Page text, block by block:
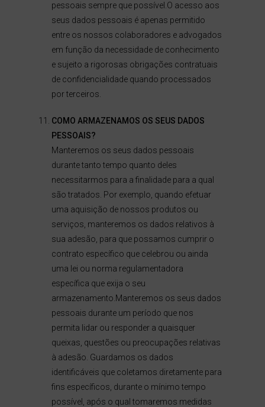
pessoais sempre que possível.O acesso aos
seus dados pessoais é apenas permitido
entre os nossos colaboradores e advogados
em função da necessidade de conhecimento
e sujeito a rigorosas obrigações contratuais
de confidencialidade quando processados
por terceiros.
COMO ARMAZENAMOS OS SEUS DADOS
PESSOAIS?
Manteremos os seus dados pessoais
durante tanto tempo quanto deles
necessitarmos para a finalidade para a qual
são tratados. Por exemplo, quando efetuar
uma aquisição de nossos produtos ou
serviços, manteremos os dados relativos à
sua adesão, para que possamos cumprir o
contrato específico que celebrou ou ainda
uma lei ou norma regulamentadora
específica que exija o seu
armazenamento.Manteremos os seus dados
pessoais durante um período que nos
permita lidar ou responder a quaisquer
queixas, questões ou preocupações relativas
à adesão. Guardamos os dados
identificáveis que coletamos diretamente para
fins específicos, durante o mínimo tempo
possível, após o qual tomaremos medidas